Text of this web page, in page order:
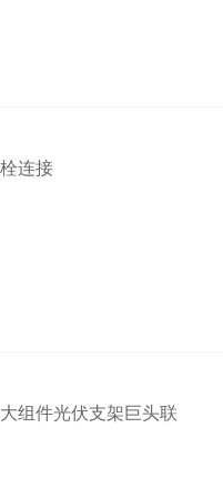
连接
组件光伏支架巨头联